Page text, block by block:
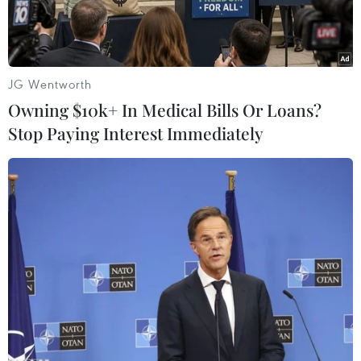
Lãnh đạo VIB nhận giải thưởng từ Mastercard. (Ảnh: Vietnam+)
Ngân hàng Thương mại cổ phần Quốc Tế (VIB)
vừa vượt trên hơn 40 ngân hàng đang phát
hành thẻ Mastercard tại Việt Nam, trở thành
ngân hàng duy nhất cùng lúc đạt được 9 giải
JG Wentworth
Owning $10k+ In Medical Bills Or Loans?
Stop Paying Interest Immediately